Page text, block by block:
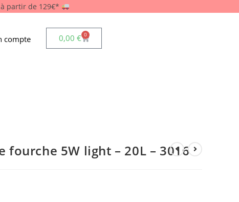
partir de 129€*
compte 0,00 € 0
fourche 5W light – 20L – 3016